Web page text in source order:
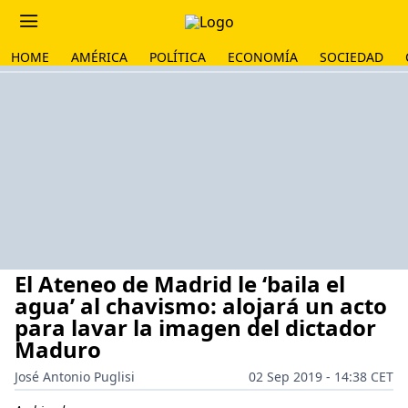
HOME AMÉRICA POLÍTICA ECONOMÍA SOCIEDAD
El Ateneo de Madrid le ‘baila el
agua’ al chavismo: alojará un acto
para lavar la imagen del dictador
Maduro
José Antonio Puglisi
02 Sep 2019 - 14:38 CET